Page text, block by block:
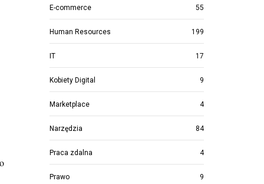
E-commerce 55
Human Resources 199
IT 17
Kobiety Digital 9
Marketplace 4
Narzędzia 84
Praca zdalna 4
Prawo 9